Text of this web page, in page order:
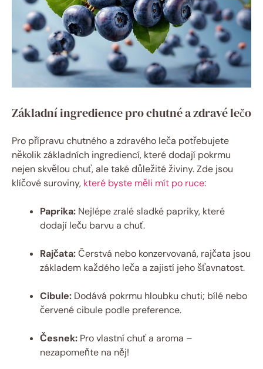
Základní ingredience pro chutné a zdravé lečo
Pro přípravu chutného a zdravého leča potřebujete
několik základních ingrediencí, které dodají pokrmu
nejen skvělou chuť, ale také důležité živiny. Zde jsou
klíčové suroviny, které byste měli mít po ruce:
Paprika: Nejlépe zralé sladké papriky, které
dodají leču barvu a chuť.
Rajčata:Čerstvá nebo konzervovaná, rajčata jsou
základem každého leča a zajistí jeho šťavnatost.
Cibule: Dodává pokrmu hloubku chuti; bílé nebo
červené cibule podle preference.
Česnek: Pro vlastní chuť a aroma –
nezapomeňte na něj!